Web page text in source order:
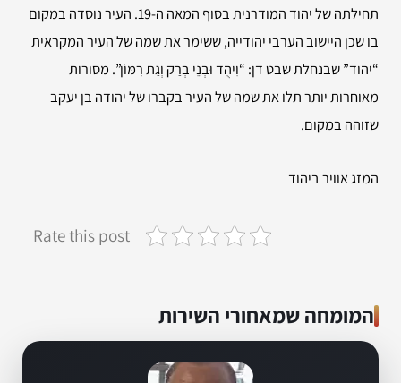
תחילתה של יהוד המודרנית בסוף המאה ה-19. העיר נוסדה במקום
בו שכן היישוב הערבי יהודייה, ששימר את שמה של העיר המקראית
“יהוד” שבנחלת שבט דן: “וִיהֻד וּבְנֵי בְרַק וְגַת רִמּוֹן”. מסורות
מאוחרות יותר תלו את שמה של העיר בקברו של יהודה בן יעקב
שזוהה במקום.
המזג אוויר ביהוד
Rate this post
המומחה שמאחורי השירות